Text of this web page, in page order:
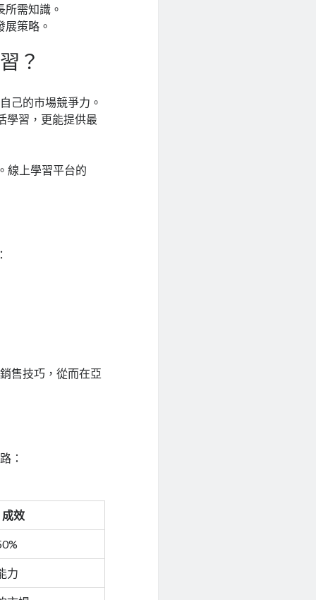
需知識。
策略。
？
己的市場競爭力。
學習，更能提供最
線上學習平台的
售技巧，從而在亞
：
成效
力